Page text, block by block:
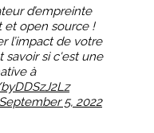
d’empreinte
et open source !
l’impact de votre
savoir si c'est une
à
September 5, 2022